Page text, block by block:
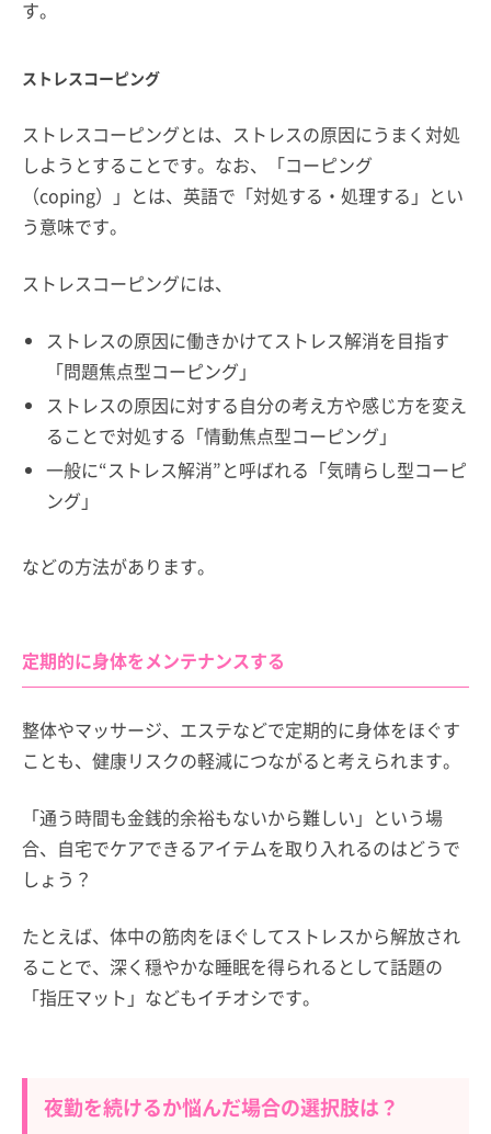
す。
ストレスコーピング
ストレスコーピングとは、ストレスの原因にうまく対処
しようとすることです。なお、「コーピング
（coping）」とは、英語で「対処する・処理する」とい
う意味です。
ストレスコーピングには、
ストレスの原因に働きかけてストレス解消を目指す
「問題焦点型コーピング」
ストレスの原因に対する自分の考え方や感じ方を変え
ることで対処する「情動焦点型コーピング」
一般に“ストレス解消”と呼ばれる「気晴らし型コーピ
ング」
などの方法があります。
定期的に身体をメンテナンスする
整体やマッサージ、エステなどで定期的に身体をほぐす
ことも、健康リスクの軽減につながると考えられます。
「通う時間も金銭的余裕もないから難しい」という場
合、自宅でケアできるアイテムを取り入れるのはどうで
しょう？
たとえば、体中の筋肉をほぐしてストレスから解放され
ることで、深く穏やかな睡眠を得られるとして話題の
「指圧マット」などもイチオシです。
夜勤を続けるか悩んだ場合の選択肢は？